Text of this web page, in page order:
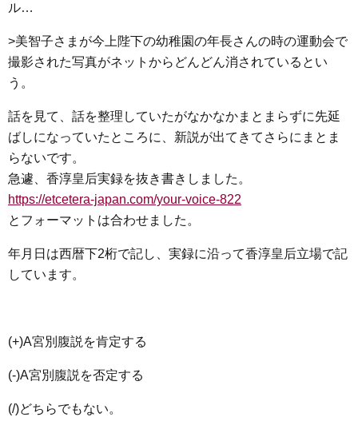
ル…
>美智子さまが今上陛下の幼稚園の年長さんの時の運動会で
撮影された写真がネットからどんどん消されているとい
う。
話を見て、話を整理していたがなかなかまとまらずに先延
ばしになっていたところに、新説が出てきてさらにまとま
らないです。
急遽、香淳皇后実録を抜き書きしました。
https://etcetera-japan.com/your-voice-822
とフォーマットは合わせました。
年月日は西暦下2桁で記し、実録に沿って香淳皇后立場で記
しています。
(+)A宮別腹説を肯定する
(-)A宮別腹説を否定する
(/)どちらでもない。